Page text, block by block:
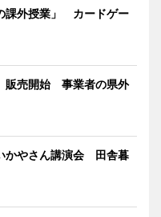
課外授業」 カードゲー
販売開始 事業者の県外
かやさん講演会 田舎暮